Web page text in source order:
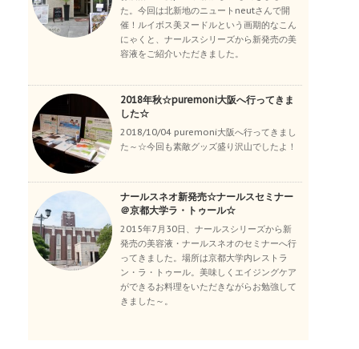
た。今回は北新地のニュートneutさんで開
催！ルイボス美ヌードルという画期的なこん
にゃくと、ナールスシリーズから新発売の美
容液をご紹介いただきました。
2018年秋☆puremoni大阪へ行ってきま
した☆
2018/10/04 puremoni大阪へ行ってきまし
た～☆今回も素敵グッズ盛り沢山でしたよ！
ナールスネオ新発売☆ナールスセミナー
＠京都大学ラ・トゥール☆
2015年7月30日、ナールスシリーズから新
発売の美容液・ナールスネオのセミナーへ行
ってきました。場所は京都大学内レストラ
ン・ラ・トゥール。美味しくエイジングケア
ができるお料理をいただきながらお勉強して
きました～。